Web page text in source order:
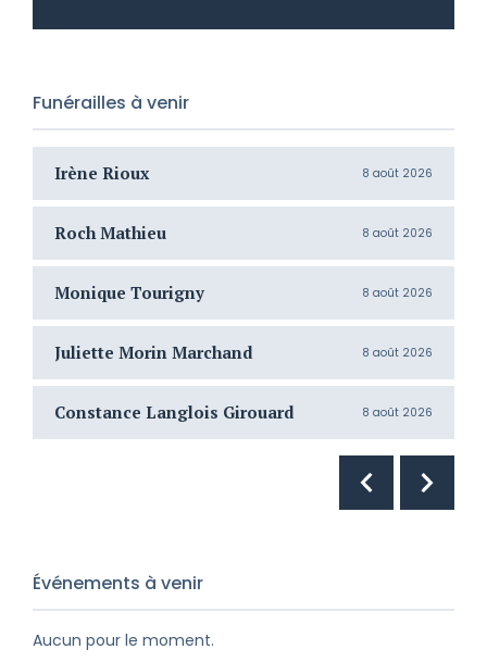
Funérailles à venir
Irène Rioux 8 août 2026
Roch Mathieu 8 août 2026
Monique Tourigny 8 août 2026
Juliette Morin Marchand 8 août 2026
Constance Langlois Girouard 8 août 2026
Événements à venir
Aucun pour le moment.